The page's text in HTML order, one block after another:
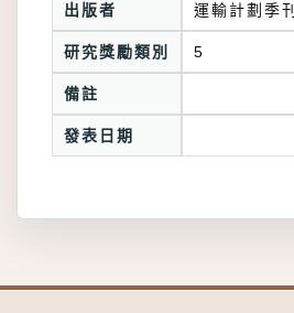
出版者 運輸計劃季刊
研究獎勵類別 5
備註
發表日期